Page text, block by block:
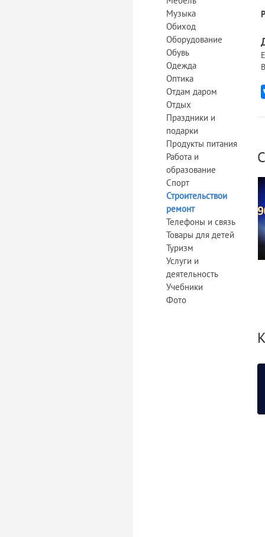
Музыка
Обиход
Оборудование
Обувь
Одежда
Оптика
Отдам даром
Отдых
Праздники и
подарки
Продукты питания
Работа и
образование
Спорт
Строительствои
ремонт
Телефоны и связь
Товары для детей
Туризм
Услуги и
деятельность
Учебники
Фото